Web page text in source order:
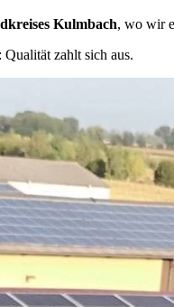
Kulmbach, wo wir
zahlt sich aus.